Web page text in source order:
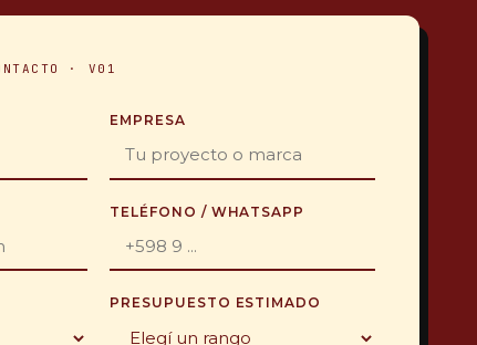
· V01
EMPRESA
TELÉFONO / WHATSAPP
PRESUPUESTO ESTIMADO